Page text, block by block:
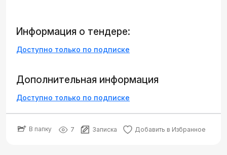
Информация о тендере:
Доступно только по подписке
Дополнительная информация
Доступно только по подписке
В папку 7 Записка Добавить в Избранное